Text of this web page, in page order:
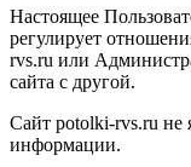
Настоящее
регулирует
rvs.ru или
сайта с другой.
Сайт potolki-rvs.ru не
информации.